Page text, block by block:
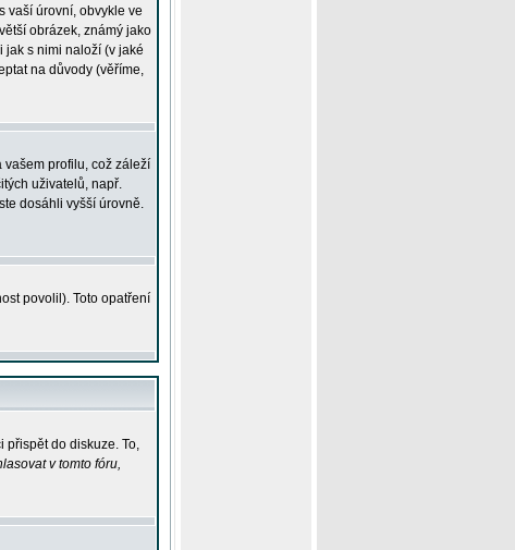
vaší úrovní, obvykle ve
obrázek, známý jako
jak s nimi naloží (v jaké
na důvody (věříme,
vašem profilu, což záleží
uživatelů, např.
dosáhli vyšší úrovně.
povolil). Toto opatření
přispět do diskuze. To,
v tomto fóru,